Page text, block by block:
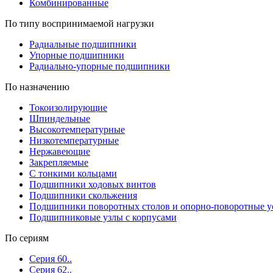
Комбинированные
По типу воспринимаемой нагрузки
Радиальные подшипники
Упорные подшипники
Радиально-упорные подшипники
По назначению
Токоизолирующие
Шпиндельные
Высокотемпературные
Низкотемпературные
Нержавеющие
Закрепляемые
С тонкими кольцами
Подшипники ходовых винтов
Подшипники скольжения
Подшипники поворотных столов и опорно-поворотные
Подшипниковые узлы с корпусами
По сериям
Серия 60..
Серия 62..